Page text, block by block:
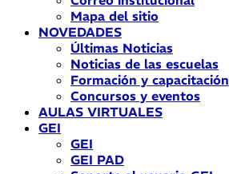
Mapa del sitio
NOVEDADES
Últimas Noticias
Noticias de las escuelas
Formación y capacitación
Concursos y eventos
AULAS VIRTUALES
GEI
GEI
GEI PAD